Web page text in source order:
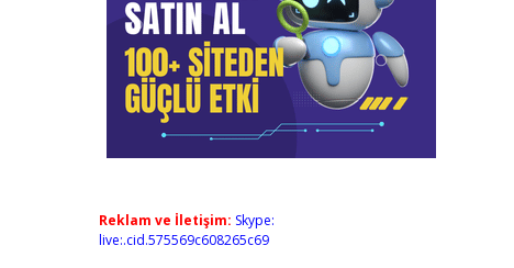
Reklam ve İletişim: Skype:
live:.cid.575569c608265c69